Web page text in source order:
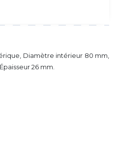
Diamètre intérieur 80 mm,
26 mm.